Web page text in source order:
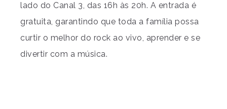
lado do Canal 3, das 16h às 20h. A entrada é
gratuita, garantindo que toda a família possa
curtir o melhor do rock ao vivo, aprender e se
divertir com a música.